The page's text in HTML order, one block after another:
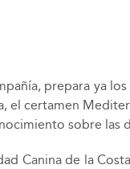
prepara ya
el certamen
sobre las
Canina de la